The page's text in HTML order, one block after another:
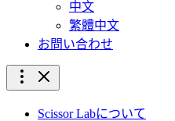
中文
繁體中文
お問い合わせ
Scissor Labについて